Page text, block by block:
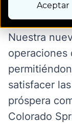
Aceptar
Nuestra
operaciones
satisfacer
próspera
Colorado